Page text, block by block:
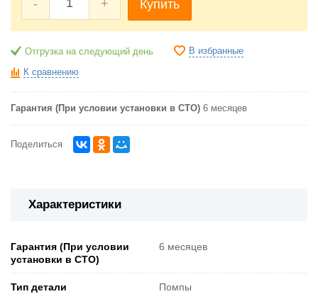
- + Купить
Отгрузка на следующий день В избранные
К сравнению
Гарантия (При условии установки в СТО) 6 месяцев
Поделиться
Характеристики
Гарантия (При условии
установки в СТО)
6 месяцев
Тип детали Помпы